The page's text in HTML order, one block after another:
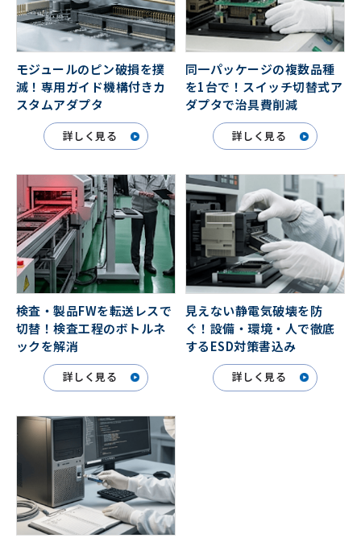
モジュールのピン破損を撲
滅！専用ガイド機構付きカ
スタムアダプタ
詳しく見る
同一パッケージの複数品種
を1台で！スイッチ切替式ア
ダプタで治具費削減
詳しく見る
検査・製品FWを転送レスで
切替！検査工程のボトルネ
ックを解消
詳しく見る
見えない静電気破壊を防
ぐ！設備・環境・人で徹底
するESD対策書込み
詳しく見る